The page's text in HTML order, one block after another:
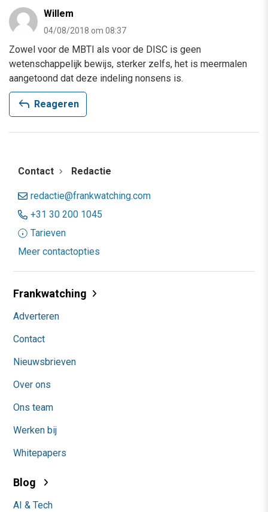
Willem
04/08/2018 om 08:37
Zowel voor de MBTI als voor de DISC is geen
wetenschappelijk bewijs, sterker zelfs, het is meermalen
aangetoond dat deze indeling nonsens is.
reply Reageren
Contact Redactie
redactie@frankwatching.com
+31 30 200 1045
Tarieven
Meer contactopties
Frankwatching
Adverteren
Contact
Nieuwsbrieven
Over ons
Ons team
Werken bij
Whitepapers
Blog
AI & Tech